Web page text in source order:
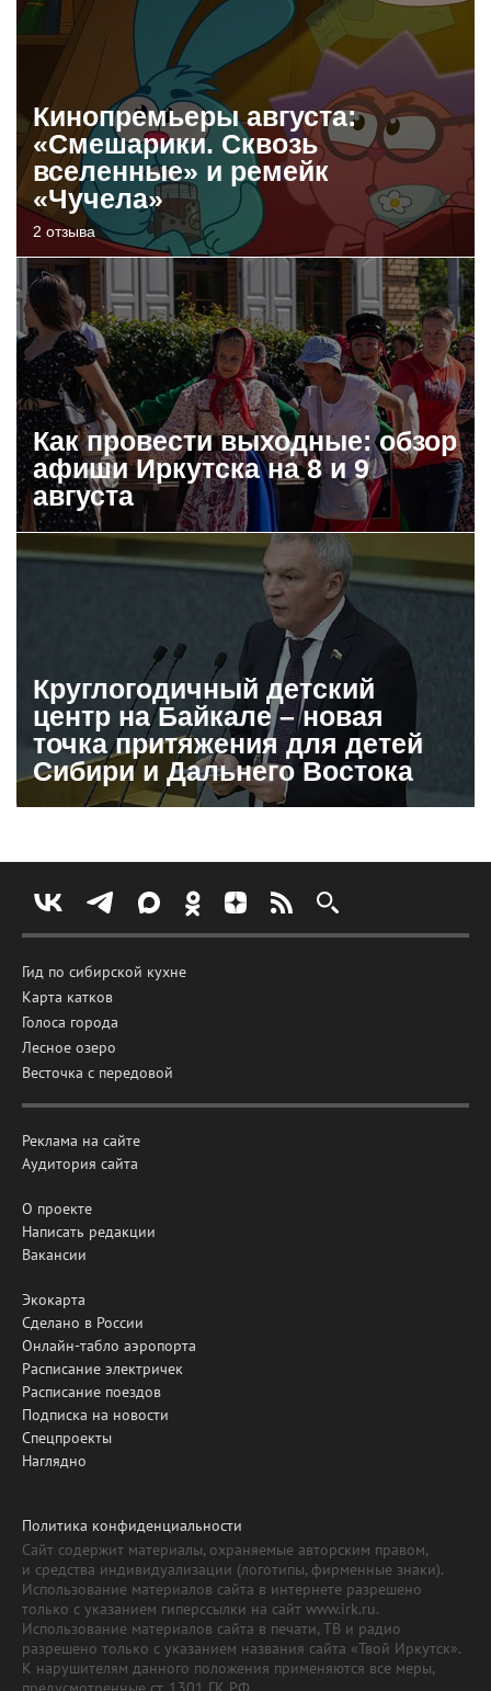
Кинопремьеры августа:
«Смешарики. Сквозь
вселенные» и ремейк
«Чучела»
2 отзыва
Как провести выходные: обзор
афиши Иркутска на 8 и 9
августа
Круглогодичный детский
центр на Байкале – новая
точка притяжения для детей
Сибири и Дальнего Востока
Гид по сибирской кухне
Карта катков
Голоса города
Лесное озеро
Весточка с передовой
Реклама на сайте
Аудитория сайта
О проекте
Написать редакции
Вакансии
Экокарта
Сделано в России
Онлайн-табло аэропорта
Расписание электричек
Расписание поездов
Подписка на новости
Спецпроекты
Наглядно
Политика конфиденциальности
Сайт содержит материалы, охраняемые авторским правом,
и средства индивидуализации (логотипы, фирменные знаки).
Использование материалов сайта в интернете разрешено
только с указанием гиперссылки на сайт www.irk.ru.
Использование материалов сайта в печати, ТВ и радио
разрешено только с указанием названия сайта «Твой Иркутск».
К нарушителям данного положения применяются все меры,